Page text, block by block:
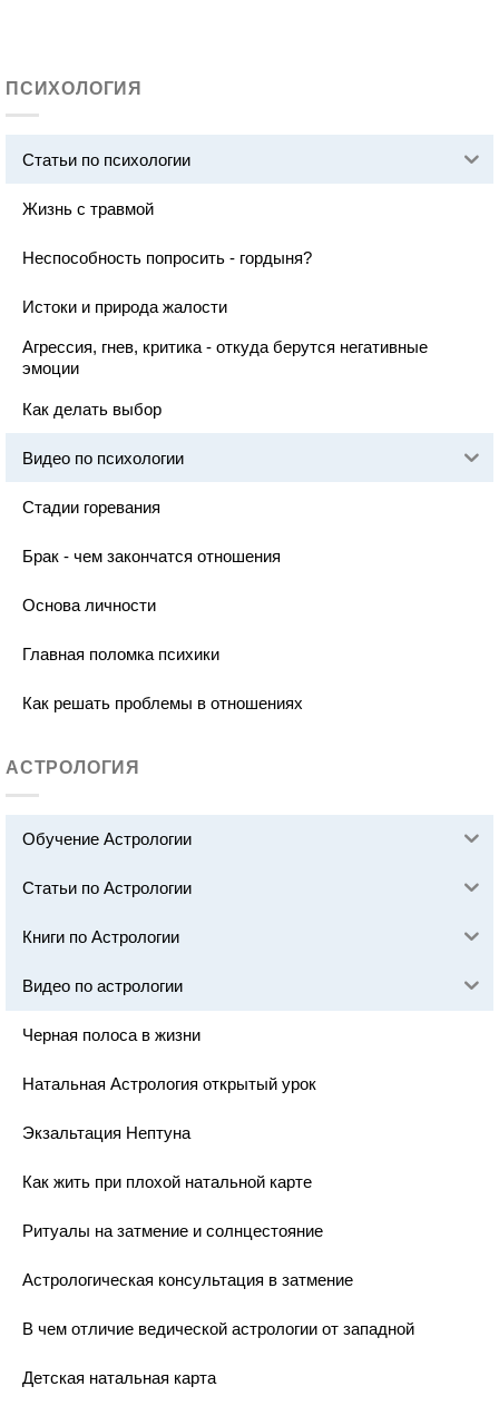
ПСИХОЛОГИЯ
Статьи по психологии
Жизнь с травмой
Неспособность попросить - гордыня?
Истоки и природа жалости
Агрессия, гнев, критика - откуда берутся негативные
эмоции
Как делать выбор
Видео по психологии
Стадии горевания
Брак - чем закончатся отношения
Основа личности
Главная поломка психики
Как решать проблемы в отношениях
АСТРОЛОГИЯ
Обучение Астрологии
Статьи по Астрологии
Книги по Астрологии
Видео по астрологии
Черная полоса в жизни
Натальная Астрология открытый урок
Экзальтация Нептуна
Как жить при плохой натальной карте
Ритуалы на затмение и солнцестояние
Астрологическая консультация в затмение
В чем отличие ведической астрологии от западной
Детская натальная карта